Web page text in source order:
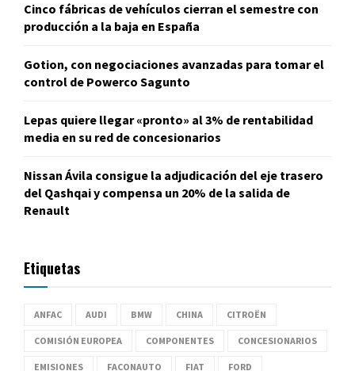
Cinco fábricas de vehículos cierran el semestre con
producción a la baja en España
Gotion, con negociaciones avanzadas para tomar el
control de Powerco Sagunto
Lepas quiere llegar «pronto» al 3% de rentabilidad
media en su red de concesionarios
Nissan Ávila consigue la adjudicación del eje trasero
del Qashqai y compensa un 20% de la salida de
Renault
Etiquetas
ANFAC AUDI BMW CHINA CITROËN
COMISIÓN EUROPEA COMPONENTES CONCESIONARIOS
EMISIONES FACONAUTO FIAT FORD